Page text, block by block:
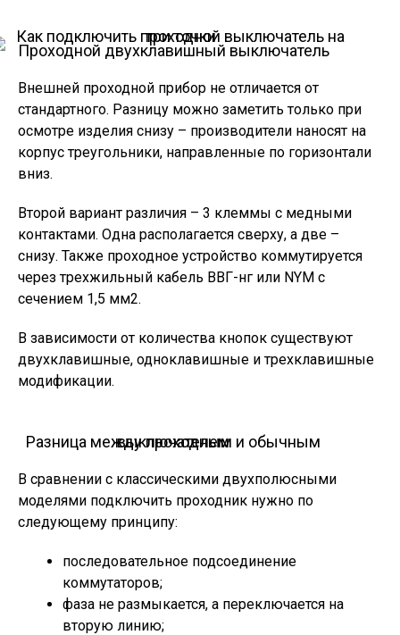
Проходной двухклавишный выключатель
Внешней проходной прибор не отличается от
стандартного. Разницу можно заметить только при
осмотре изделия снизу – производители наносят на
корпус треугольники, направленные по горизонтали
вниз.
Второй вариант различия – 3 клеммы с медными
контактами. Одна располагается сверху, а две –
снизу. Также проходное устройство коммутируется
через трехжильный кабель ВВГ-нг или NYM с
сечением 1,5 мм2.
В зависимости от количества кнопок существуют
двухклавишные, одноклавишные и трехклавишные
модификации.
Разница между проходным и обычным выключателем
В сравнении с классическими двухполюсными
моделями подключить проходник нужно по
следующему принципу:
последовательное подсоединение
коммутаторов;
фаза не размыкается, а переключается на
вторую линию;